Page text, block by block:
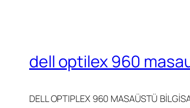
dell optilex 960
DELL OPTIPLEX 960 MASAÜSTÜ